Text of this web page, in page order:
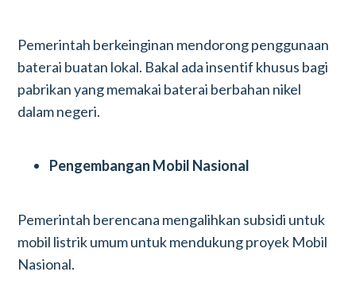
Pemerintah berkeinginan mendorong penggunaan
baterai buatan lokal. Bakal ada insentif khusus bagi
pabrikan yang memakai baterai berbahan nikel
dalam negeri.
Pengembangan Mobil Nasional
Pemerintah berencana mengalihkan subsidi untuk
mobil listrik umum untuk mendukung proyek Mobil
Nasional.